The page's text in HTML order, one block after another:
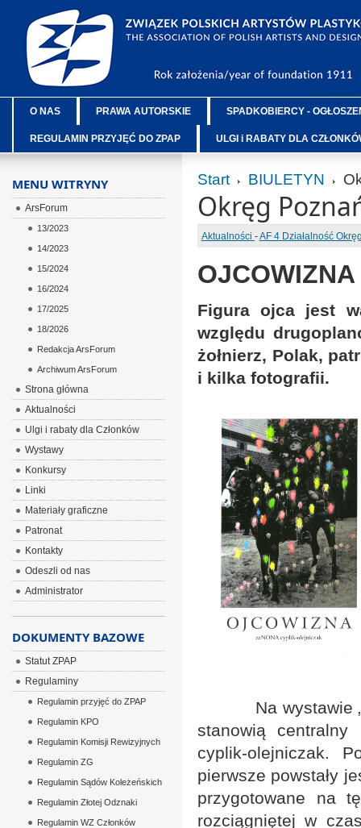
O NAS PRAWA AUTORSKIE SPADKOBIERCY -
REGULAMIN PRZYJĘĆ DO ZPAP ULGI i RABATY DLA
Start BIULETYN
Okręg
Aktualności -AF 4 Działalność
Figura ojca jest
względu
żołnierz, Polak,
i kilka fotografii.
Na wystawie
stanowią centralny
cyplik-olejniczak.
pierwsze powstały
przygotowane na
rozciągniętej w
MENU WITRYNY
ArsForum
13/2023
14/2023
15/2024
16/2024
17/2025
18/2026
Redakcja ArsForum
Archiwum ArsForum
Strona główna
Aktualności
Ulgi i rabaty dla Członków
Wystawy
Konkursy
Linki
Materiały graficzne
Patronat
Kontakty
Odeszli od nas
Administrator
DOKUMENTY BAZOWE
Statut ZPAP
Regulaminy
Regulamin przyjęć do ZPAP
Regulamin KPO
Regulamin Komisji Rewizyjnych
Regulamin ZG
Regulamin Sądów Koleżeńskich
Regulamin Złotej Odznaki
Regulamin WZ Członków